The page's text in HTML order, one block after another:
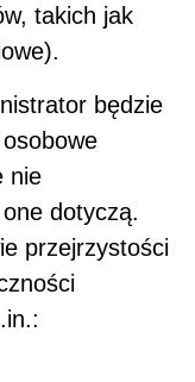
takich jak
będzie
nie
dotyczą.
przejrzystości